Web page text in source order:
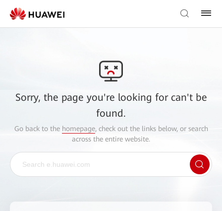
Sorry, the page you're looking for can't be
found.
Go back to the homepage, check out the links below, or search
across the entire website.